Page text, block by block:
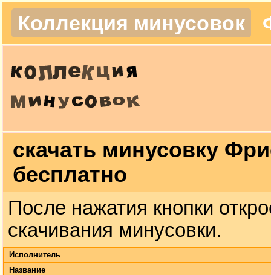
Коллекция минусовок
скачать минусовку
бесплатно
После нажатия кнопки
скачивания минусовки.
Исполнитель
Название